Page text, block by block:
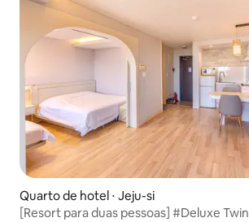
Quarto de hotel ⋅ Jeju-si
[Resort para duas pessoas] #Deluxe Twin